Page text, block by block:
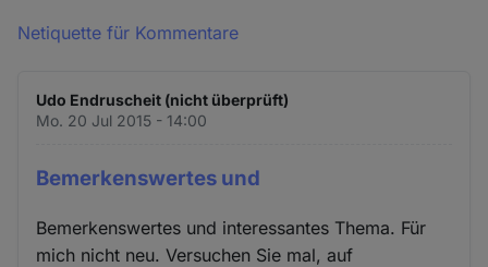
Netiquette für Kommentare
Udo Endruscheit (nicht überprüft)
Mo. 20 Jul 2015 - 14:00
Bemerkenswertes und
Bemerkenswertes und interessantes Thema. Für
mich nicht neu. Versuchen Sie mal, auf